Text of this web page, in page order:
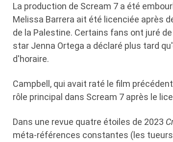
La production de Scream 7 a été
Melissa Barrera ait été licenciée après
de la Palestine. Certains fans ont juré
star Jenna Ortega a déclaré plus tard
d'horaire.
Campbell, qui avait raté le film
rôle principal dans Scream 7 après le
Dans une revue quatre étoiles de 2023
méta-références constantes (les